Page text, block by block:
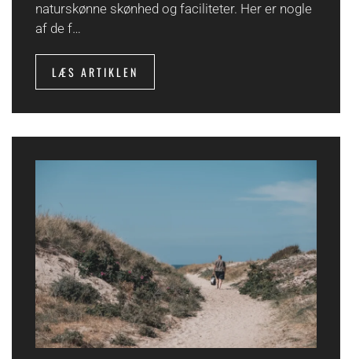
naturskønne skønhed og faciliteter. Her er nogle
af de f…
LÆS ARTIKLEN